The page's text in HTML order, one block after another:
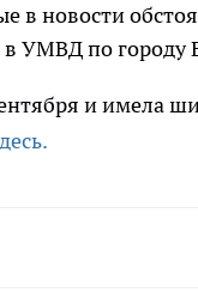
в новости
УМВД по городу
и имела